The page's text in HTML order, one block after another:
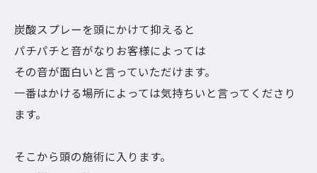
炭酸スプレーを頭にかけて抑えると
パチパチと音がなりお客様によっては
その音が面白いと言っていただけます。
一番はかける場所によっては気持ちいと言ってくださり
ます。
そこから頭の施術に入ります。